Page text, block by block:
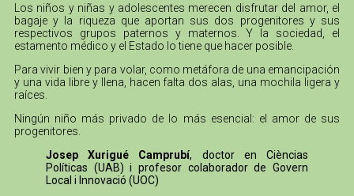
Los niños y niñas y adolescentes merecen disfrutar del amor, el
bagaje y la riqueza que aportan sus dos progenitores y sus
respectivos grupos paternos y maternos. Y la sociedad, el
estamento médico y el Estado lo tiene que hacer posible.
Para vivir bien y para volar, como metáfora de una emancipación
y una vida libre y llena, hacen falta dos alas, una mochila ligera y
raíces.
Ningún niño más privado de lo más esencial: el amor de sus
progenitores.
Josep Xurigué Camprubí, doctor en Cièncias
Políticas (UAB) i profesor colaborador de Govern
Local i Innovació (UOC)